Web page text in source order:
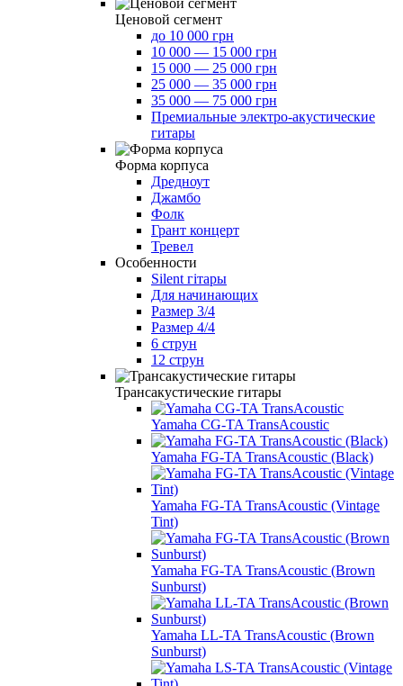
Ценовой сегмент
до 10 000 грн
10 000 — 15 000 грн
15 000 — 25 000 грн
25 000 — 35 000 грн
35 000 — 75 000 грн
Премиальные электро-акустические
гитары
Форма корпуса
Дредноут
Джамбо
Фолк
Грант концерт
Тревел
Особенности
Silent гітары
Для начинающих
Размер 3/4
Размер 4/4
6 струн
12 струн
Трансакустические гитары
Yamaha CG-TA TransAcoustic
Yamaha FG-TA TransAcoustic (Black)
Yamaha FG-TA TransAcoustic (Vintage
Tint)
Yamaha FG-TA TransAcoustic (Brown
Sunburst)
Yamaha LL-TA TransAcoustic (Brown
Sunburst)